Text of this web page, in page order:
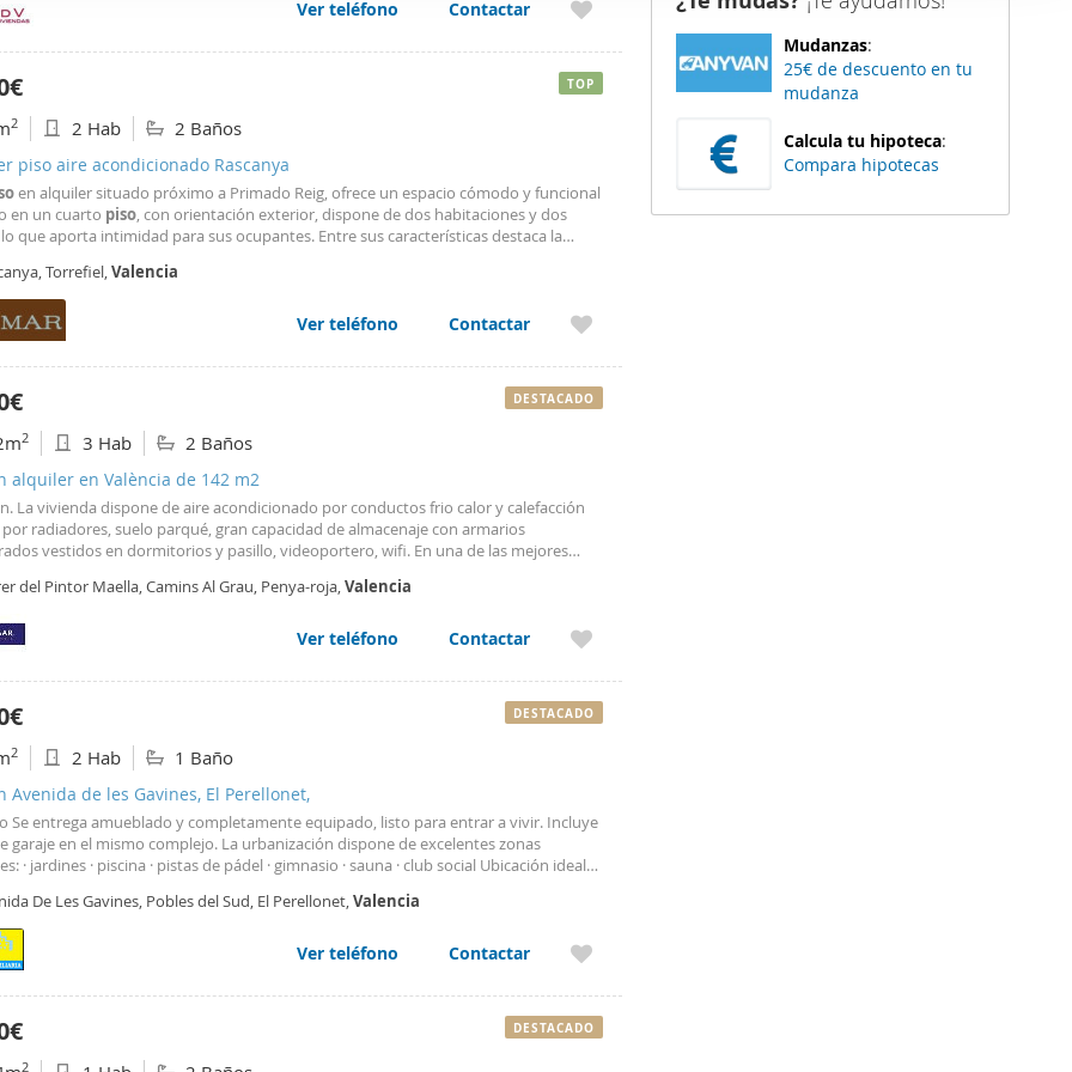
se usan para personalizar el contenido y los anuncios, ofrecer funciones
el tráfico. Además, compartimos información sobre el uso que haga del
de redes sociales, publicidad y análisis web, quienes pueden
que les haya proporcionado o que hayan recopilado a partir del uso
Ver teléfono Contactar
2 2 Hab 2 Baños
piso aire acondicionado Rascanya
en alquiler situado próximo a Primado Reig, ofrece un espacio cómodo y funcional
en un cuarto piso, con orientación exterior, dispone de dos habitaciones y dos
que aporta intimidad para sus ocupantes. Entre sus características destaca la
el uso del espacio. La carpintería
Torrefiel,Valencia
Ver teléfono Contactar
TOP
2 3 Hab 2 Baños
alquiler en València de 142 m2
La vivienda dispone de aire acondicionado por conductos frio calor y calefacción
radiadores, suelo parqué, gran capacidad de almacenaje con armarios
vestidos en dormitorios y pasillo, videoportero, wifi. En una de las mejores
(El Corte Ingles, Consum, Mercadona), colegios públicos
del Pintor Maella, Camins Al Grau, Penya-roja,Valencia
Ver teléfono Contactar
DESTACADO
2 2 Hab 1 Baño
Avenida de les Gavines, El Perellonet,
Se entrega amueblado y completamente equipado, listo para entrar a vivir. Incluye
garaje en el mismo complejo. La urbanización dispone de excelentes zonas
· jardines · piscina · pistas de pádel · gimnasio · sauna · club social Ubicación ideal
de temporada conforme a la Ley
De Les Gavines, Pobles del Sud, El Perellonet,Valencia
Ver teléfono Contactar
DESTACADO
2
DESTACADO
Mudanzas:
25€ de descuento en tu
mudanza
Calcula tu hipoteca:
Compara hipotecas